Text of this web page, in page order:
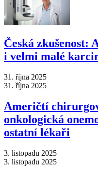
Česká zkušenost:
i velmi malé
31. října 2025
31. října 2025
Američtí
onkologická
ostatní lékaři
3. listopadu 2025
3. listopadu 2025